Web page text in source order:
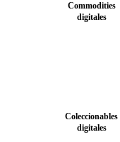
Commodities
digitales
Coleccionables
digitales